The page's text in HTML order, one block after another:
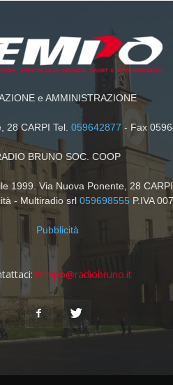
e AMMINISTRAZIONE
28 CARPI Tel. 059642877 - Fax
BRUNO SOC. COOP
1999. Via Nuova Ponente, 28
- Multiradio srl 059698555P.IVA
Pubblicità
tempo@radiobruno.it